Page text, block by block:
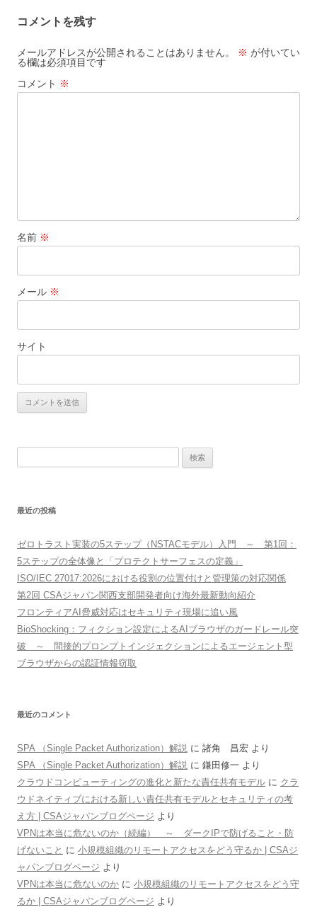
コメントを残す
メールアドレスが公開されることはありません。 ※ が付いてい
る欄は必須項目です
コメント ※
名前 ※
メール ※
サイト
索:
最近の投稿
ゼロトラスト実装の5ステップ（NSTACモデル）入門 ～ 第1回：
5ステップの全体像と「プロテクトサーフェスの定義」
ISO/IEC 27017:2026における役割の位置付けと管理策の対応関係
第2回 CSAジャパン関西支部開発者向け海外最新動向紹介
フロンティアAI脅威対応はセキュリティ現場に追い風
BioShocking：フィクション設定によるAIブラウザのガードレール突
破 ～ 間接的プロンプトインジェクションによるエージェント型
ブラウザからの認証情報窃取
最近のコメント
SPA （Single Packet Authorization）解説 に 諸角 昌宏 より
SPA （Single Packet Authorization）解説 に 鎌田修一 より
クラウドコンピューティングの進化と新たな責任共有モデル に クラ
ウドネイティブにおける新しい責任共有モデルとセキュリティの考
え方 | CSAジャパンブログページ より
VPNは本当に危ないのか（続編） ～ ダークIPで防げること・防
げないこと に 小規模組織のリモートアクセスをどう守るか | CSAジ
ャパンブログページ より
VPNは本当に危ないのか に 小規模組織のリモートアクセスをどう守
るか | CSAジャパンブログページ より